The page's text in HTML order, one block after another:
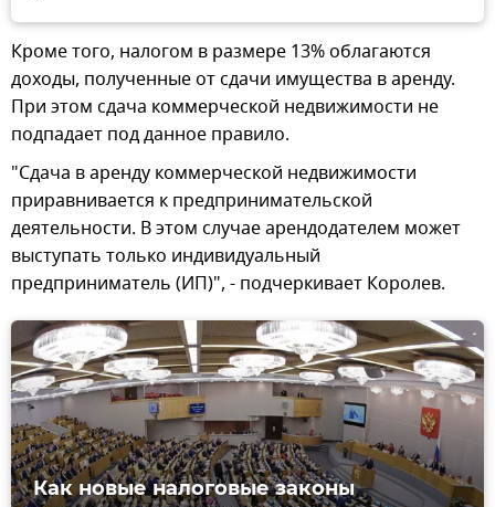
Кроме того, налогом в размере 13% облагаются
доходы, полученные от сдачи имущества в аренду.
При этом сдача коммерческой недвижимости не
подпадает под данное правило.
"Сдача в аренду коммерческой недвижимости
приравнивается к предпринимательской
деятельности. В этом случае арендодателем может
выступать только индивидуальный
предприниматель (ИП)", - подчеркивает Королев.
Как новые налоговые законы